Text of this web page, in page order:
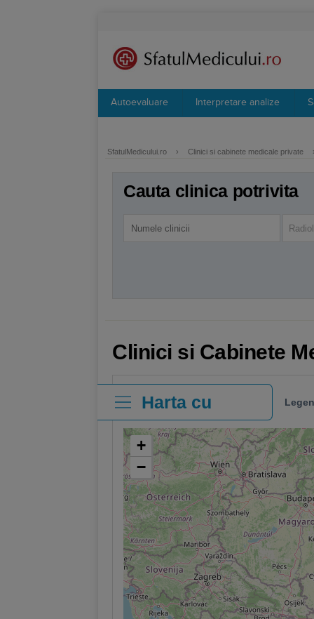
Autoevaluare Interpretare analize
SfatulMedicului.ro › Clinici si cabinete medicale private
Cauta clinica potrivita
Clinici si Cabinete
Harta cu
clinici
+
−